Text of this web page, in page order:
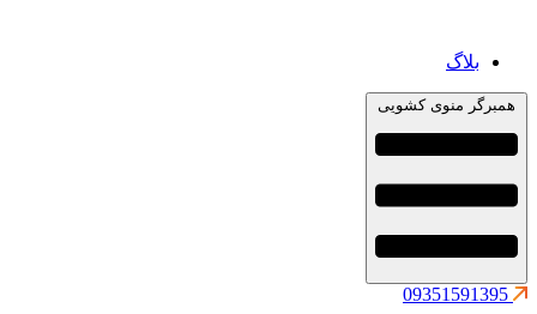
بلاگ
همبرگر منوی کشویی
09351591395